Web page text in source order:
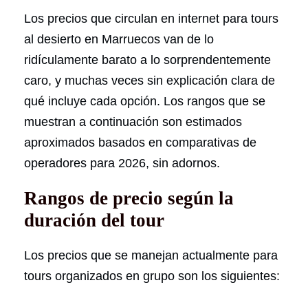
Los precios que circulan en internet para tours
al desierto en Marruecos van de lo
ridículamente barato a lo sorprendentemente
caro, y muchas veces sin explicación clara de
qué incluye cada opción. Los rangos que se
muestran a continuación son estimados
aproximados basados en comparativas de
operadores para 2026, sin adornos.
Rangos de precio según la
duración del tour
Los precios que se manejan actualmente para
tours organizados en grupo son los siguientes: